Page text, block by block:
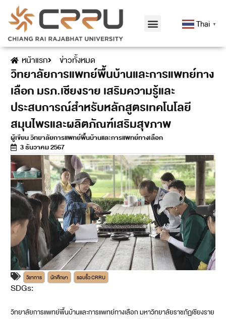
Thai ▼
หน้าแรก ข่าวทั้งหมด
วิทยาลัยการแพทย์พื้นบ้านและการแพทย์ทาง
เลือก มรภ.เชียงราย เสริมความรู้และ
ประสบการณ์สำหรับหลักสูตรเทคโนโลยี
สมุนไพรและผลิตภัณฑ์เสริมสุขภาพ
ผู้เขียนวิทยาลัยการแพทย์พื้นบ้านและการแพทย์ทางเลือก
3 ธันวาคม 2567
วิชาการ นักศึกษา รอบรั้ว CRRU
SDGs:
​วิทยาลัยการแพทย์พื้นบ้านและการแพทย์ทางเลือก มหาวิทยาลัยราชภัฏเชียงราย